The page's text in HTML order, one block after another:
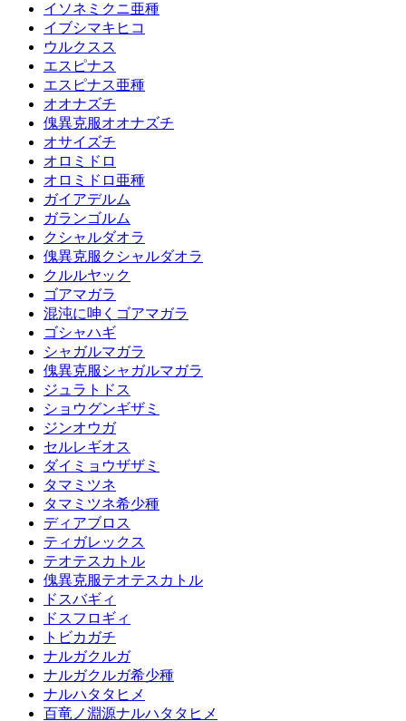
イソネミクニ亜種
イブシマキヒコ
ウルクスス
エスピナス
エスピナス亜種
オオナズチ
傀異克服オオナズチ
オサイズチ
オロミドロ
オロミドロ亜種
ガイアデルム
ガランゴルム
クシャルダオラ
傀異克服クシャルダオラ
クルルヤック
ゴアマガラ
混沌に呻くゴアマガラ
ゴシャハギ
シャガルマガラ
傀異克服シャガルマガラ
ジュラトドス
ショウグンギザミ
ジンオウガ
セルレギオス
ダイミョウザザミ
タマミツネ
タマミツネ希少種
ディアブロス
ティガレックス
テオテスカトル
傀異克服テオテスカトル
ドスバギィ
ドスフロギィ
トビカガチ
ナルガクルガ
ナルガクルガ希少種
ナルハタタヒメ
百竜ノ淵源ナルハタタヒメ